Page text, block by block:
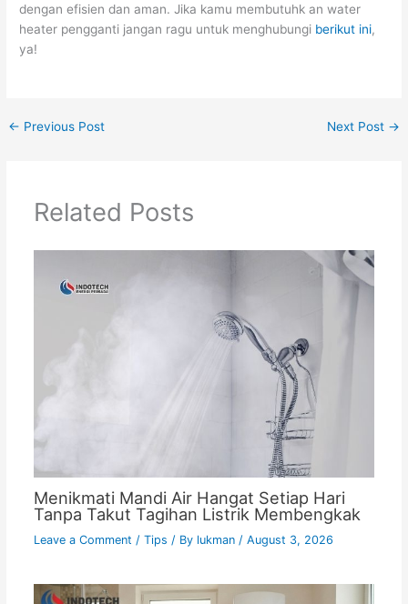
dengan efisien dan aman. Jika kamu membutuhk an water
heater pengganti jangan ragu untuk menghubungi berikut ini,
ya!
← Previous Post Next Post →
Related Posts
Menikmati Mandi Air Hangat Setiap Hari
Tanpa Takut Tagihan Listrik Membengkak
Leave a Comment / Tips / By lukman / August 3, 2026